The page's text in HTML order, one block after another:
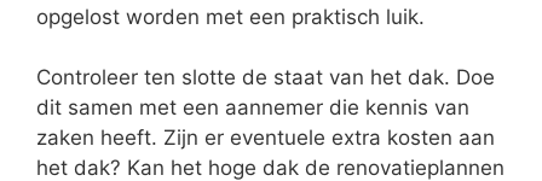
opgelost worden met een praktisch luik.
Controleer ten slotte de staat van het dak. Doe
dit samen met een aannemer die kennis van
zaken heeft. Zijn er eventuele extra kosten aan
het dak? Kan het hoge dak de renovatieplannen